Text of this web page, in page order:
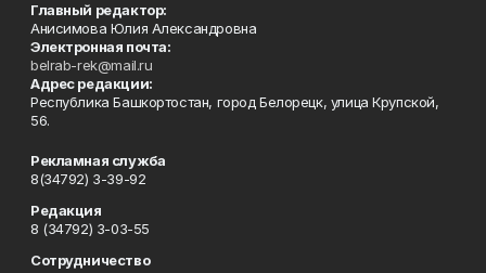
Главный редактор:
Анисимова Юлия Александровна
Электронная почта:
belrab-rek@mail.ru
Адрес редакции:
Республика Башкортостан, город Белорецк, улица Крупской,
56.
Рекламная служба
8(34792) 3-39-92
Редакция
8 (34792) 3-03-55
Сотрудничество